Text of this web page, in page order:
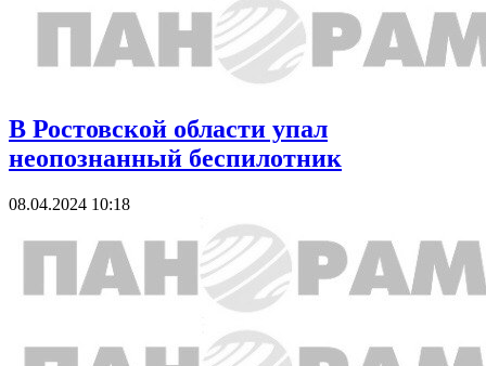
В Ростовской области упал
неопознанный беспилотник
08.04.2024 10:18